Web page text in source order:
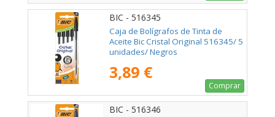
BIC - 516345
Caja de Bolígrafos de Tinta de
Aceite Bic Cristal Original 516345/ 5
unidades/ Negros
3,89 €
Comprar
BIC - 516346